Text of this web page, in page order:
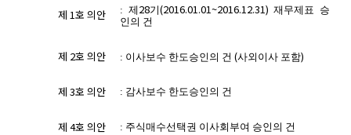
제1호 의안 : 제 28기(2016.01.01~2016.12.31)재무제표 승
인의 건
제 2호 의안 : 이사보수 한도승인의 건 (사외이사 포함)
제3호 의안 : 감사보수 한도승인의 건
제4호 의안 : 주식매수선택권 이사회부여 승인의 건